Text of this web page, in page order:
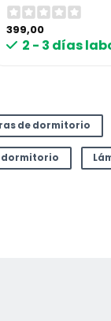
399,00
2 - 3 días
de dormitorio
dormitorio